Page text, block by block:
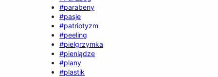
#parabeny
#pasje
#patriotyzm
#peeling
#pielgrzymka
#pieniądze
#plany
#plastik